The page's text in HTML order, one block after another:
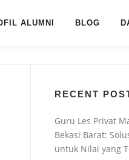
ALUMNI BLOG
RECENT
Guru Les Privat
Bekasi Barat:
untuk Nilai yang